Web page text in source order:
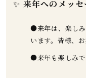
✨ 来年へのメッセ
●来年は、楽し
います。皆様、
●来年も楽しみで